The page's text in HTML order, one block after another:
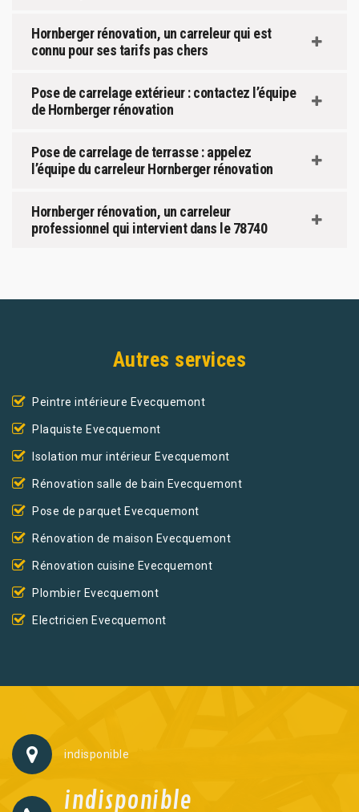
Hornberger rénovation, un carreleur qui est
connu pour ses tarifs pas chers
Pose de carrelage extérieur : contactez l’équipe
de Hornberger rénovation
Pose de carrelage de terrasse : appelez
l’équipe du carreleur Hornberger rénovation
Hornberger rénovation, un carreleur
professionnel qui intervient dans le 78740
Autres services
Peintre intérieure Evecquemont
Plaquiste Evecquemont
Isolation mur intérieur Evecquemont
Rénovation salle de bain Evecquemont
Pose de parquet Evecquemont
Rénovation de maison Evecquemont
Rénovation cuisine Evecquemont
Plombier Evecquemont
Electricien Evecquemont
indisponible
indisponible